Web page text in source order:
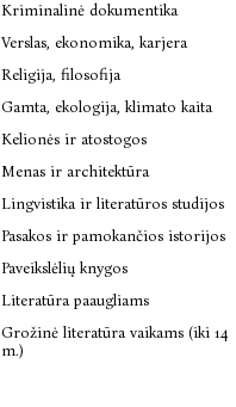
Kriminalinė dokumentika
Verslas, ekonomika, karjera
Religija, filosofija
Gamta, ekologija, klimato kaita
Kelionės ir atostogos
Menas ir architektūra
Lingvistika ir literatūros studijos
Pasakos ir pamokančios istorijos
Paveikslėlių knygos
Literatūra paaugliams
Grožinė literatūra vaikams (iki 14
m.)